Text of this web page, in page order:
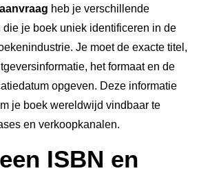
heb je verschillende
je boek uniek identificeren in de
Je moet de exacte titel,
het formaat en de
opgeven. Deze informatie
je boek wereldwijd vindbaar te
en verkoopkanalen.
ISBN en